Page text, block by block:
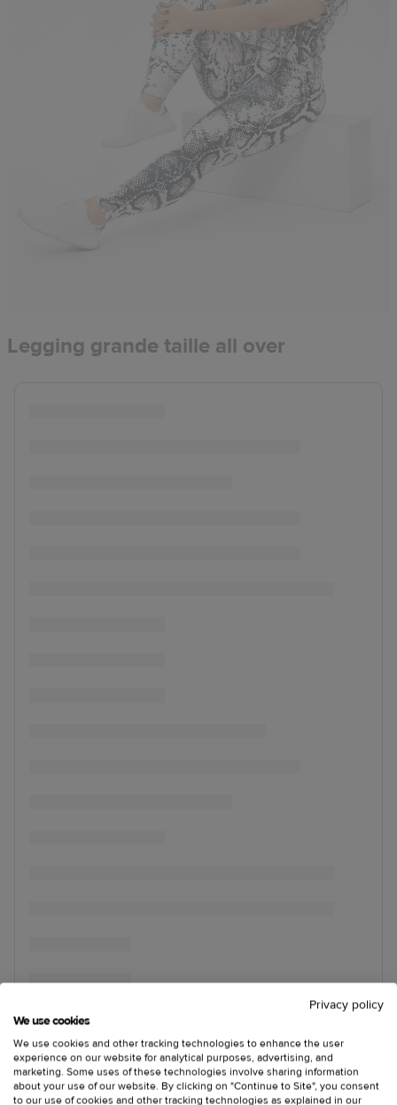
Legging grande taille all over
Privacy policy
We use cookies
We use cookies and other tracking technologies to enhance the user
experience on our website for analytical purposes, advertising, and
marketing. Some uses of these technologies involve sharing information
about your use of our website. By clicking on "Continue to Site", you consent
to our use of cookies and other tracking technologies as explained in our